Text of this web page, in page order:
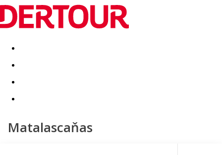
Destinatii Vacanta perfecta OFERTE DE NERATAT
Matalascaňas